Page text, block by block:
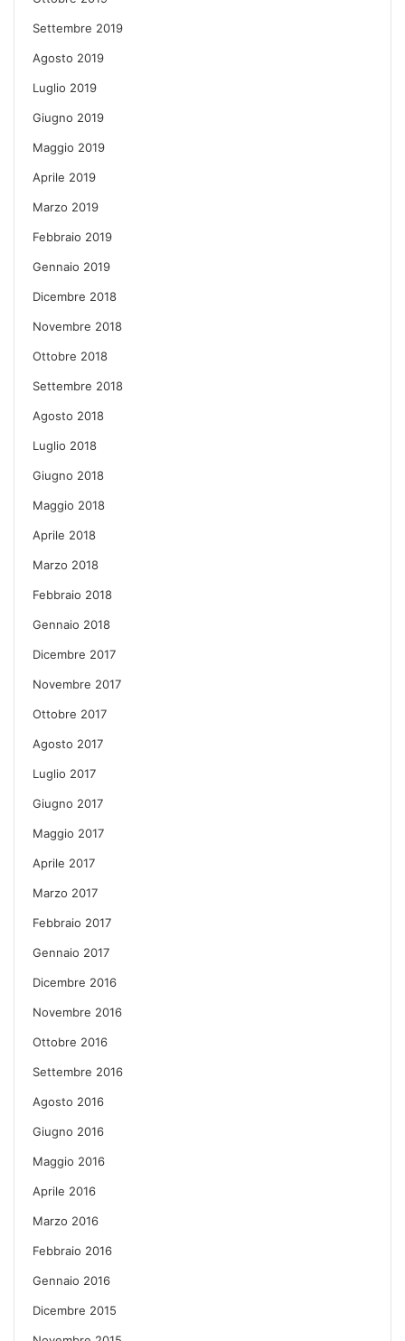
Settembre 2019
Agosto 2019
Luglio 2019
Giugno 2019
Maggio 2019
Aprile 2019
Marzo 2019
Febbraio 2019
Gennaio 2019
Dicembre 2018
Novembre 2018
Ottobre 2018
Settembre 2018
Agosto 2018
Luglio 2018
Giugno 2018
Maggio 2018
Aprile 2018
Marzo 2018
Febbraio 2018
Gennaio 2018
Dicembre 2017
Novembre 2017
Ottobre 2017
Agosto 2017
Luglio 2017
Giugno 2017
Maggio 2017
Aprile 2017
Marzo 2017
Febbraio 2017
Gennaio 2017
Dicembre 2016
Novembre 2016
Ottobre 2016
Settembre 2016
Agosto 2016
Giugno 2016
Maggio 2016
Aprile 2016
Marzo 2016
Febbraio 2016
Gennaio 2016
Dicembre 2015